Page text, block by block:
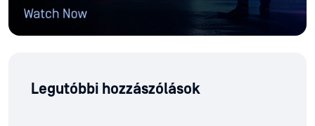
Legutóbbi hozzászólások